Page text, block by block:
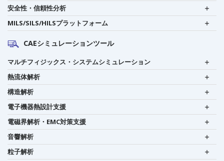
安全性・信頼性分析
MILS/SILS/HILSプラットフォーム
CAEシミュレーションツール
マルチフィジックス・システムシミュレーション
熱流体解析
構造解析
電子機器熱設計支援
電磁界解析・EMC対策支援
音響解析
粒子解析